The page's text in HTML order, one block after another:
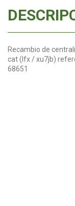
Recambio de
cat (lfx / xu7jb)
68651